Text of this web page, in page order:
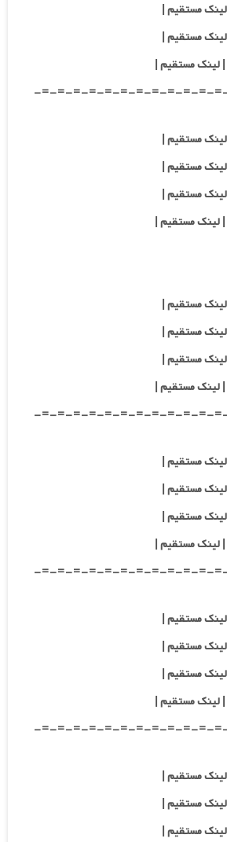
-=-=-=-=-=-=-=-=-=-=-=-
-=-=-=-=-=-=-=-=-=-=-=-
-=-=-=-=-=-=-=-=-=-=-=-
-=-=-=-=-=-=-=-=-=-=-=-